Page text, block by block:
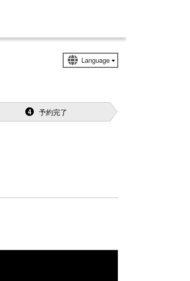
4 予約完了